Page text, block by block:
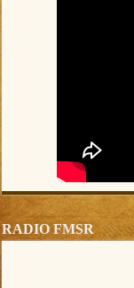
RADIO FMSR